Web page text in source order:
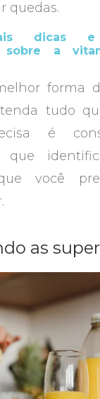
quedas.
dicas e
sobre a
forma
tudo
é
que
você
as